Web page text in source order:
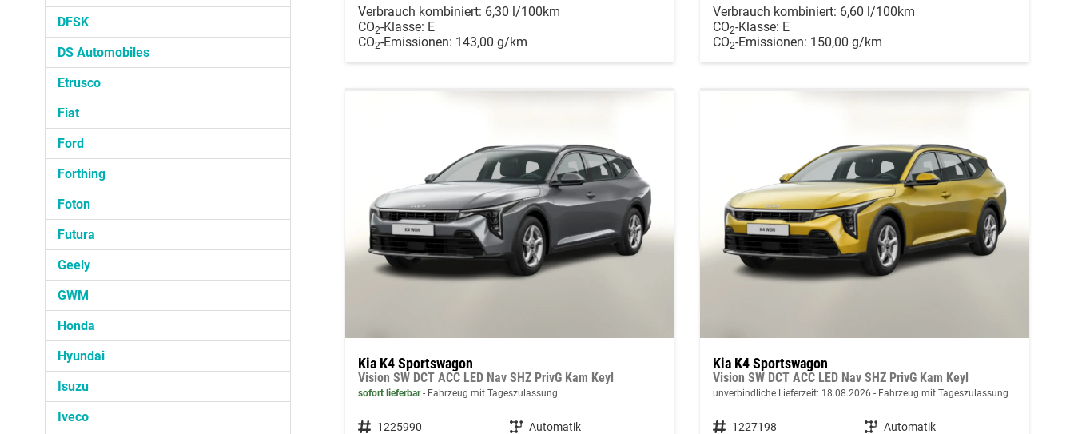
Verbrauch kombiniert: 6,30 l/100km
CO2-Klasse: E
CO2-Emissionen: 143,00 g/km
Verbrauch kombiniert: 6,60 l/100km
CO2-Klasse: E
CO2-Emissionen: 150,00 g/km
Kia K4 Sportswagon
Vision SW DCT ACC LED Nav SHZ PrivG Kam Keyl
sofort lieferbar Fahrzeug mit Tageszulassung
Fahrzeugnummer 1225990 Getriebe Automatik
Kia K4 Sportswagon
Vision SW DCT ACC LED Nav SHZ PrivG Kam Keyl
unverbindliche Lieferzeit: 18.08.2026 Fahrzeug mit Tageszulassung
Fahrzeugnummer 1227198 Getriebe Automatik
DFSK
DS Automobiles
Etrusco
Fiat
Ford
Forthing
Foton
Futura
Geely
GWM
Honda
Hyundai
Isuzu
Iveco